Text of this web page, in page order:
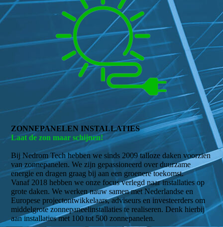
ZONNEPANELEN INSTALLATIES
Laat de zon maar schijnen!
Bij Nedrom Tech hebben we sinds 2009 talloze daken voorzien
van zonnepanelen. We zijn gepassioneerd over duurzame
energie en dragen graag bij aan een groenere toekomst.
Vanaf 2018 hebben we onze focus verlegd naar installaties op
grote daken. We werken nauw samen met Nederlandse en
Europese projectontwikkelaars, adviseurs en investeerders om
middelgrote zonnepaneelinstallaties te realiseren. Denk hierbij
aan installaties met 100 tot 500 zonnepanelen.